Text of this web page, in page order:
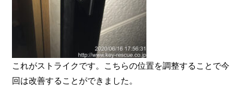
これがストライクです。こちらの位置を調整することで今
回は改善することができました。